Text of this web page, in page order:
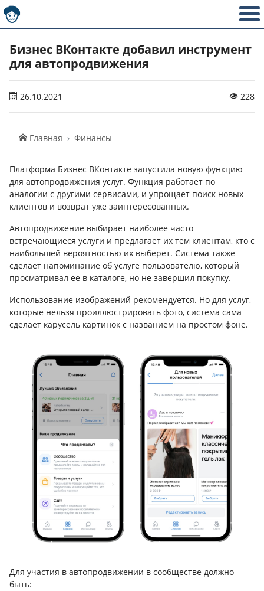
Бизнес ВКонтакте добавил инструмент
для автопродвижения
26.10.2021 228
Главная Финансы
Платформа Бизнес ВКонтакте запустила новую функцию
для автопродвижения услуг. Функция работает по
аналогии с другими сервисами, и упрощает поиск новых
клиентов и возврат уже заинтересованных.
Автопродвижение выбирает наиболее часто
встречающиеся услуги и предлагает их тем клиентам, кто с
наибольшей вероятностью их выберет. Система также
сделает напоминание об услуге пользователю, который
просматривал ее в каталоге, но не завершил покупку.
Использование изображений рекомендуется. Но для услуг,
которые нельзя проиллюстрировать фото, система сама
сделает карусель картинок с названием на простом фоне.
Для участия в автопродвижении в сообществе должно
быть: